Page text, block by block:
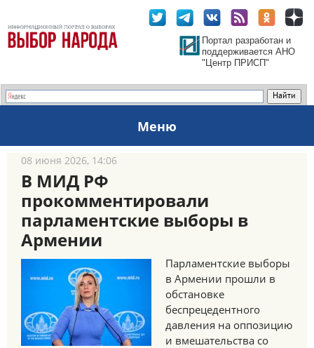
Портал разработан и
поддерживается АНО
"Центр ПРИСП"
Меню
08 июня 2026, 14:06
В МИД РФ
прокомментировали
парламентские выборы в
Армении
Парламентские выборы
в Армении прошли в
обстановке
беспрецедентного
давления на оппозицию
и вмешательства со